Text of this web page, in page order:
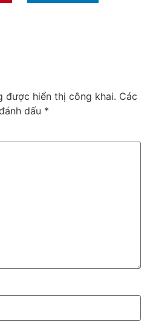
được hiển thị công khai. Các
dấu *